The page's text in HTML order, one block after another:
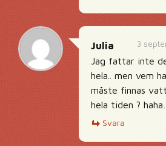
3
Julia
Jag fattar inte
hela.. men vem
måste finnas
hela tiden ? haha…
Svara